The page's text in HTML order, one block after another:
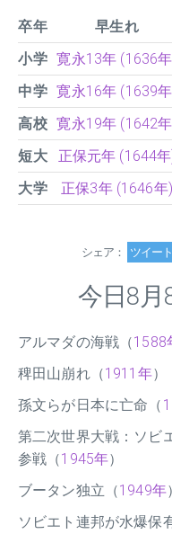
卒年 早生れ
小学 寛永13年 (1636
中学 寛永16年 (1639
高校 寛永19年 (1642
短大
正保元年 (1644
大学
正保3年 (1646年)
シェア： ツイー
今日8月
アルマダの海戦（1588
稗田山崩れ（1911年）
孫文らが日本に亡命（
第二次世界大戦：ソビ
参戦（1945年）
ブータン独立（1949年）
ソビエト連邦が水爆保